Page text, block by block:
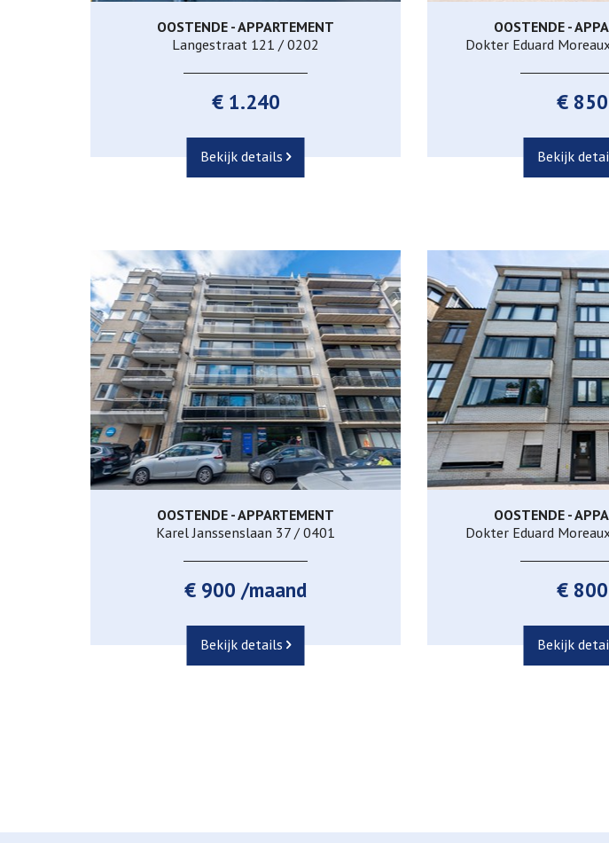
3 1
OOSTENDE - APPARTEMENT
Langestraat 121 / 0202
€ 1.240
Bekijk details
80 m²
OOSTENDE -
Dokter Eduard
€ 850
Bekijk
93 m² 2 1
OOSTENDE - APPARTEMENT
Karel Janssenslaan 37 / 0401
€ 900 /maand
Bekijk details
85 m²
OOSTENDE -
Dokter Eduard
€ 800
Bekijk